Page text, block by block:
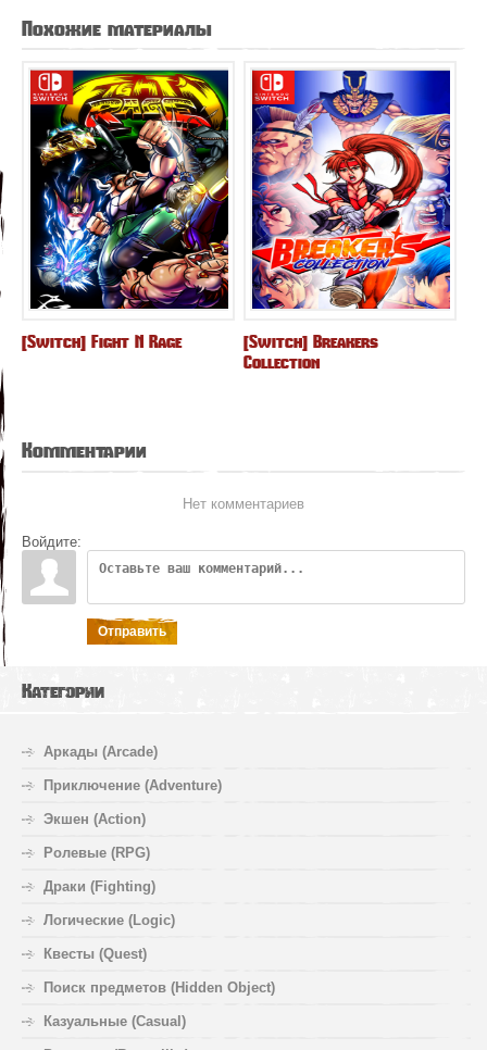
Похожие материалы
[Switch] Fight N Rage
[Switch] Breakers
Collection
Комментарии
Нет комментариев
Войдите:
Отправить
Категории
Аркады (Arcade)
Приключение (Adventure)
Экшен (Action)
Ролевые (RPG)
Драки (Fighting)
Логические (Logic)
Квесты (Quest)
Поиск предметов (Hidden Object)
Казуальные (Casual)